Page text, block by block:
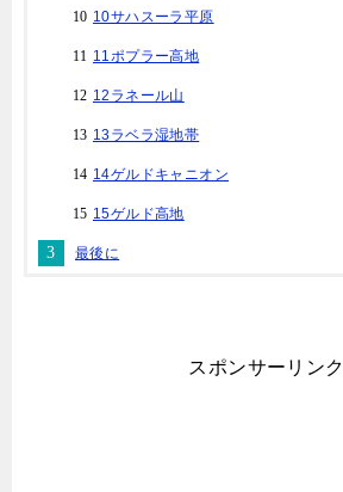
10サハスーラ平原
11ポプラー高地
12ラネール山
13ラベラ湿地帯
14ゲルドキャニオン
15ゲルド高地
最後に
スポンサーリンク